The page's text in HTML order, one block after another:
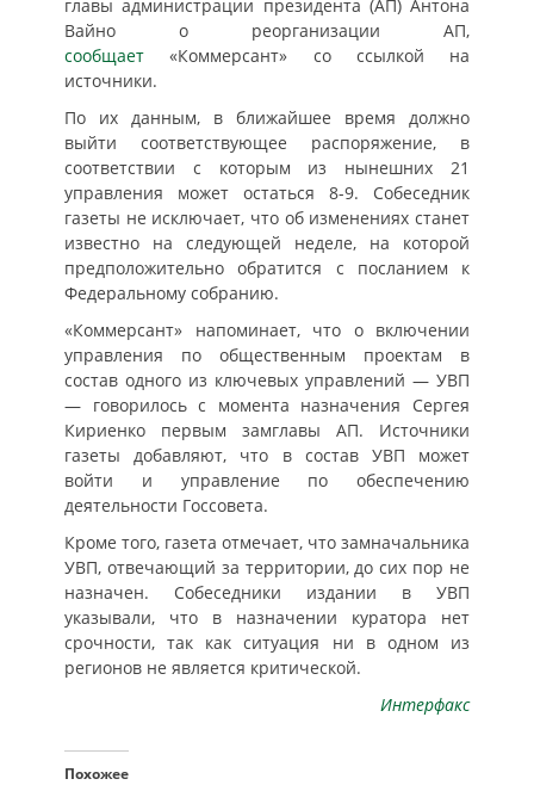
главы администрации президента (АП) Антона
Вайно о реорганизации АП,
сообщает «Коммерсант» со ссылкой на
источники.
По их данным, в ближайшее время должно
выйти соответствующее распоряжение, в
соответствии с которым из нынешних 21
управления может остаться 8-9. Собеседник
газеты не исключает, что об изменениях станет
известно на следующей неделе, на которой
предположительно обратится с посланием к
Федеральному собранию.
«Коммерсант» напоминает, что о включении
управления по общественным проектам в
состав одного из ключевых управлений — УВП
— говорилось с момента назначения Сергея
Кириенко первым замглавы АП. Источники
газеты добавляют, что в состав УВП может
войти и управление по обеспечению
деятельности Госсовета.
Кроме того, газета отмечает, что замначальника
УВП, отвечающий за территории, до сих пор не
назначен. Собеседники издании в УВП
указывали, что в назначении куратора нет
срочности, так как ситуация ни в одном из
регионов не является критической.
Интерфакс
Похожее